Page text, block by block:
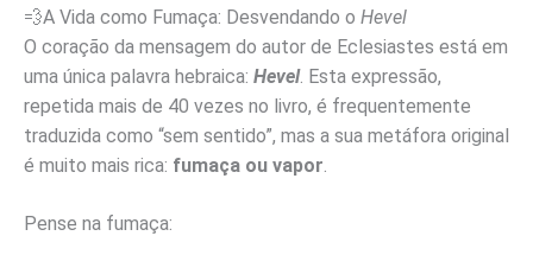
💨A Vida como Fumaça: Desvendando o Hevel
O coração da mensagem do autor de Eclesiastes está em
uma única palavra hebraica: Hevel. Esta expressão,
repetida mais de 40 vezes no livro, é frequentemente
traduzida como “sem sentido”, mas a sua metáfora original
é muito mais rica: fumaça ou vapor
Pense na fumaça: